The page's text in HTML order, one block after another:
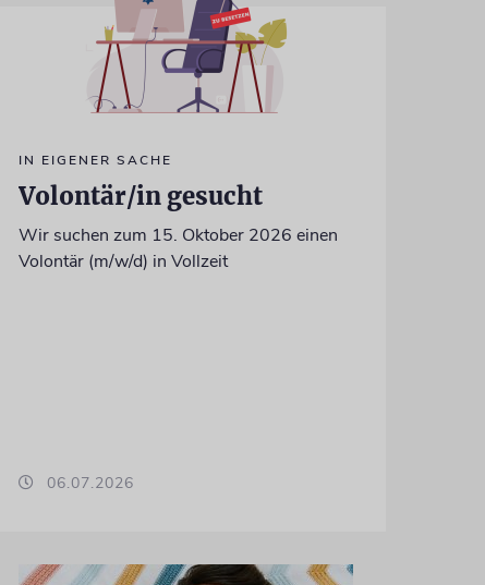
IN EIGENER SACHE
Volontär/in gesucht
Wir suchen zum 15. Oktober 2026 einen
Volontär (m/w/d) in Vollzeit
06.07.2026